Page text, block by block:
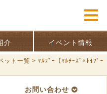
介 イベント情報
ット一覧 > ﾏﾙﾌﾟｰ【ﾏﾙﾁｰｽﾞ×ﾄｲﾌﾟｰ
お問い合わせ